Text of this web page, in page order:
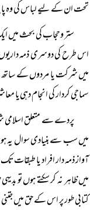
تحت ان کے لیے لباس کی وہ
ستر وحجاب کی بحث میں
اس طرح کی دوسری ذمہ
میں شرکت یا مردوں کے ساتھ
سماجی کردار کی انجام دہی
پردے سے متعلق اسلامی
میں سب سے بنیادی سوال یہ
آواز ذمہ دار افراد یا طبقات
میں ظاہر نہ کر سکتے ہوں تو
کتابی طور پر اس کے حق میں